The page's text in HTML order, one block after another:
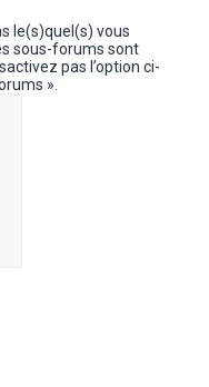
le(s)quel(s) vous
sous-forums sont
pas l’option ci-
».